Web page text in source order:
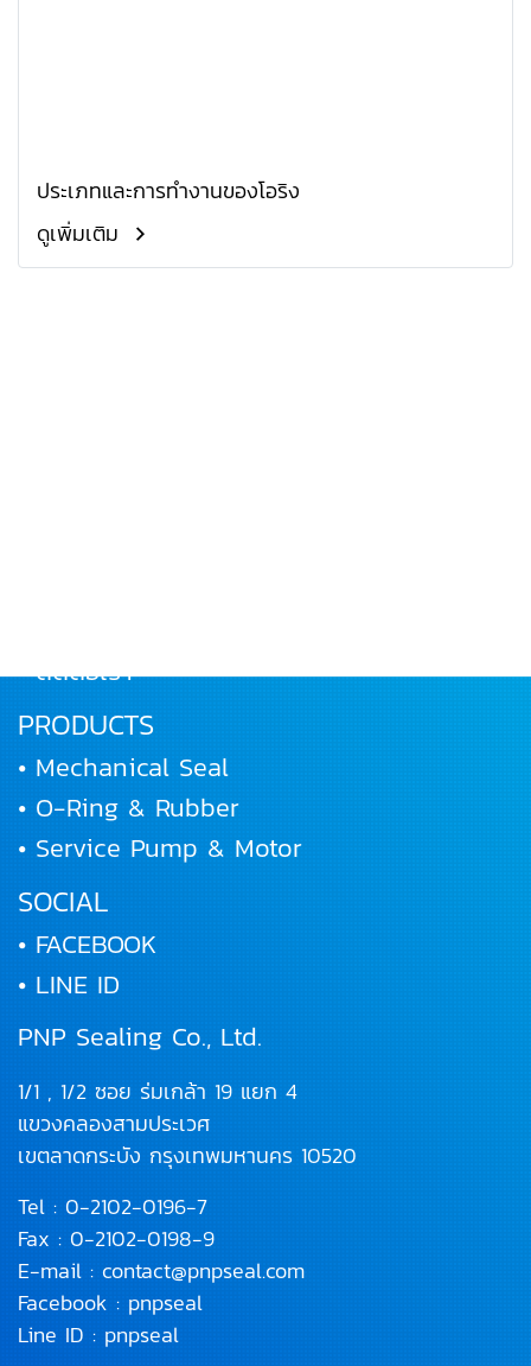
ประเภทและการทำงานของโอริง
ดูเพิ่มเติม
• ติดต่อเรา
PRODUCTS
• Mechanical Seal
• O-Ring & Rubber
• Service Pump & Motor
SOCIAL
• FACEBOOK
• LINE ID
PNP Sealing Co., Ltd.
1/1 , 1/2 ซอย ร่มเกล้า 19 แยก 4
แขวงคลองสามประเวศ
เขตลาดกระบัง กรุงเทพมหานคร 10520
Tel : 0-2102-0196-7
Fax : 0-2102-0198-9
E-mail : contact@pnpseal.com
Facebook : pnpseal
Line ID : pnpseal